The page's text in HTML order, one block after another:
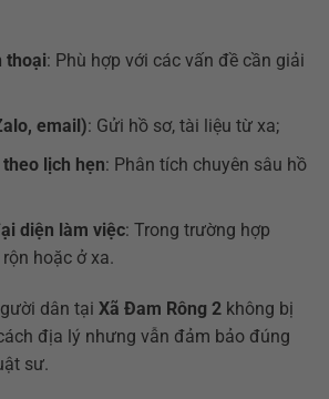
thoại: Phù hợp với các vấn đề cần giải
email): Gửi hồ sơ, tài liệu từ xa;
lịch hẹn: Phân tích chuyên sâu hồ
diện làm việc: Trong trường hợp
hoặc ở xa.
dân tại Xã Đam Rông 2 không bị
địa lý nhưng vẫn đảm bảo đúng
sư.